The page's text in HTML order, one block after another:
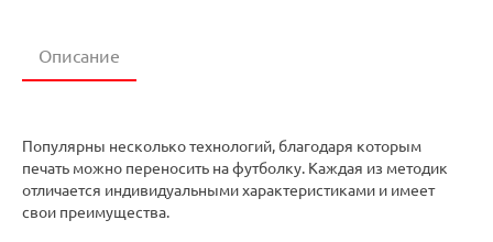
Описание
Популярны несколько технологий, благодаря которым
печать можно переносить на футболку. Каждая из методик
отличается индивидуальными характеристиками и имеет
свои преимущества.